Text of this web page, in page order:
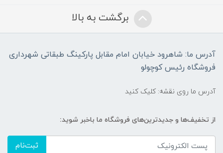
برگشت به بالا
آدرس ما: شاهرود خیابان امام مقابل پارکینگ طبقاتی شهرداری
فروشگاه رئیس کوچولو
آدرس ما روی نقشه: کلیک کنید
از تخفیف‌ها و جدیدترین‌های فروشگاه ما باخبر شوید:
ثبت‌نام